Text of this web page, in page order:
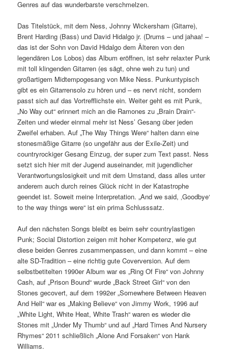
Genres auf das wunderbarste verschmelzen.
Das Titelstück, mit dem Ness, Johnny Wickersham (Gitarre),
Brent Harding (Bass) und David Hidalgo jr. (Drums – und jahaa! –
das ist der Sohn von David Hidalgo dem Älteren von den
legendären Los Lobos) das Album eröffnen, ist sehr relaxter Punk
mit toll klingenden Gitarren (es sägt, ohne weh zu tun) und
großartigem Midtempogesang von Mike Ness. Punkuntypisch
gibt es ein Gitarrensolo zu hören und – es nervt nicht, sondern
passt sich auf das Vortrefflichste ein. Weiter geht es mit Punk,
„No Way out“ erinnert mich an die Ramones zu „Brain Drain“-
Zeiten und wieder einmal mehr ist Ness’ Gesang über jeden
Zweifel erhaben. Auf „The Way Things Were“ halten dann eine
stonesmäßige Gitarre (so ungefähr aus der Exile-Zeit) und
countryrockiger Gesang Einzug, der super zum Text passt. Ness
setzt sich hier mit der Jugend auseinander, mit jugendlicher
Verantwortungslosigkeit und mit dem Umstand, dass alles unter
anderem auch durch reines Glück nicht in der Katastrophe
geendet ist. Soweit meine Interpretation. „And we said, ‚Goodbye‘
to the way things were“ ist ein prima Schlusssatz.
Auf den nächsten Songs bleibt es beim sehr countrylastigen
Punk; Social Distortion zeigen mit hoher Kompetenz, wie gut
diese beiden Genres zusammenpassen, und dann kommt – eine
alte SD-Tradition – eine richtig gute Coverversion. Auf dem
selbstbetitelten 1990er Album war es „Ring Of Fire“ von Johnny
Cash, auf „Prison Bound“ wurde „Back Street Girl“ von den
Stones gecovert, auf dem 1992er „Somewhere Between Heaven
And Hell“ war es „Making Believe“ von Jimmy Work, 1996 auf
„White Light, White Heat, White Trash“ waren es wieder die
Stones mit „Under My Thumb“ und auf „Hard Times And Nursery
Rhymes“ 2011 schließlich „Alone And Forsaken“ von Hank
Williams.